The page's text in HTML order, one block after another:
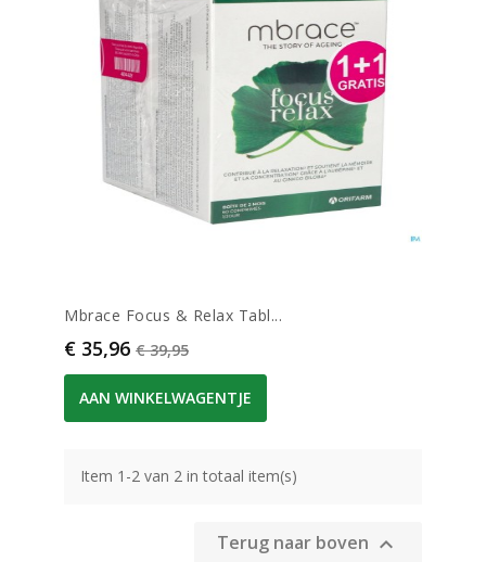
Mbrace Focus & Relax Tabl...
Prijs
€ 35,96 Normale prijs
€ 39,95
AAN WINKELWAGENTJE
Item 1-2 van 2 in totaal item(s)
Terug naar boven 